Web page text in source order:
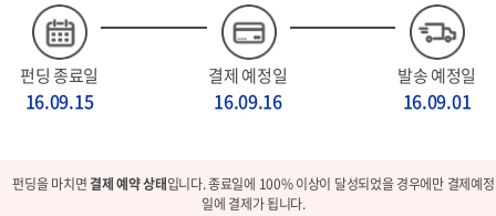
펀딩 종료일
16.09.15
결제 예정일
16.09.16
발송 예정일
16.09.01
펀딩을 마치면결제 예약 상태입니다. 종료일에 100% 이상이 달성되었을 경우에만 결제예정
일에 결제가 됩니다.